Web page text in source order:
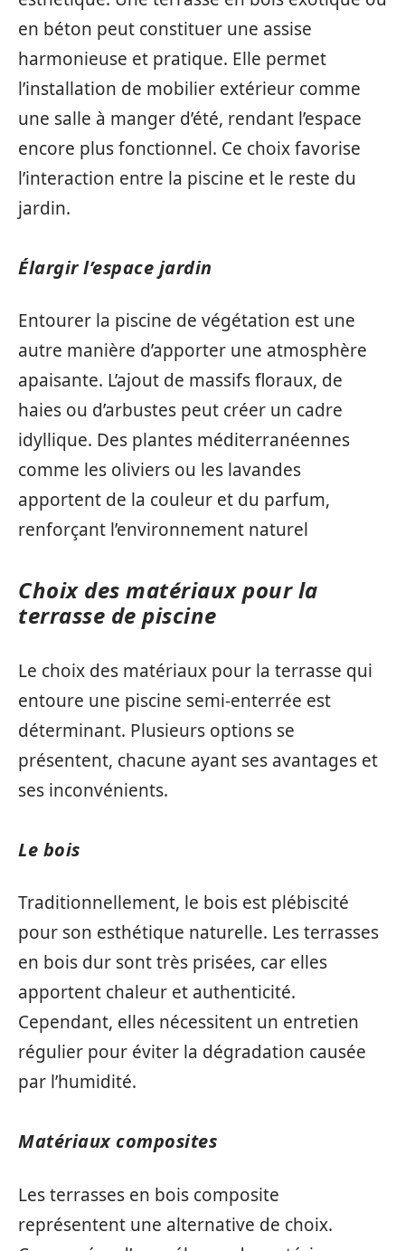
en béton peut constituer une assise
harmonieuse et pratique. Elle permet
l’installation de mobilier extérieur comme
une salle à manger d’été, rendant l’espace
encore plus fonctionnel. Ce choix favorise
l’interaction entre la piscine et le reste du
jardin.
Élargir l’espace jardin
Entourer la piscine de végétation est une
autre manière d’apporter une atmosphère
apaisante. L’ajout de massifs floraux, de
haies ou d’arbustes peut créer un cadre
idyllique. Des plantes méditerranéennes
comme les oliviers ou les lavandes
apportent de la couleur et du parfum,
renforçant l’environnement naturel
Choix des matériaux pour la
terrasse de piscine
Le choix des matériaux pour la terrasse qui
entoure une piscine semi-enterrée est
déterminant. Plusieurs options se
présentent, chacune ayant ses avantages et
ses inconvénients.
Le bois
Traditionnellement, le bois est plébiscité
pour son esthétique naturelle. Les terrasses
en bois dur sont très prisées, car elles
apportent chaleur et authenticité.
Cependant, elles nécessitent un entretien
régulier pour éviter la dégradation causée
par l’humidité.
Matériaux composites
Les terrasses en bois composite
représentent une alternative de choix.